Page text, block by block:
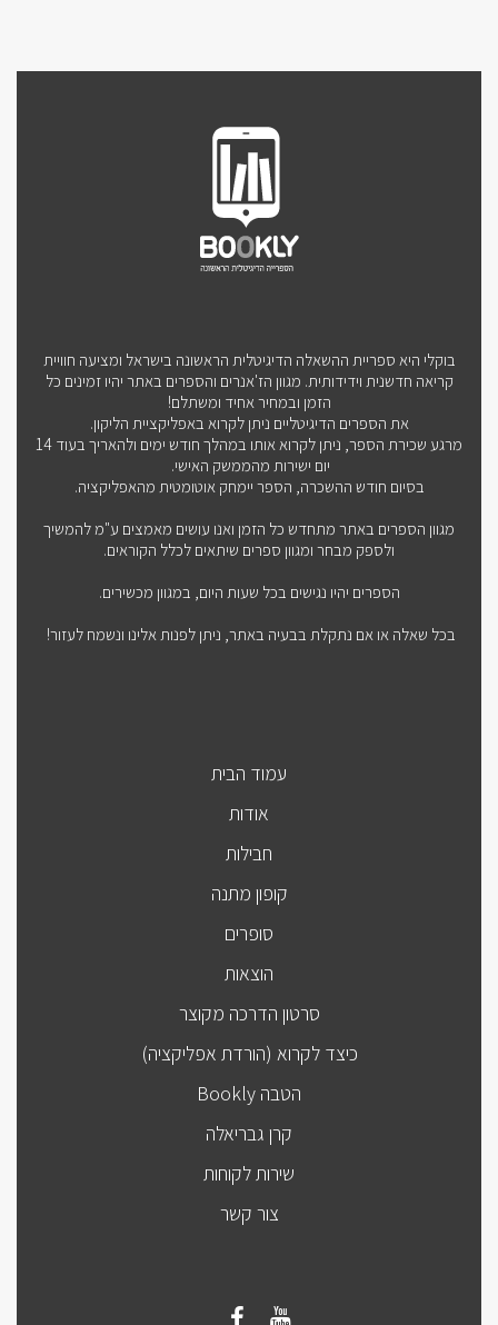
בוקלי היא ספריית ההשאלה הדיגיטלית הראשונה בישראל ומציעה חוויית
קריאה חדשנית וידידותית. מגוון הז'אנרים והספרים באתר יהיו זמינים כל
הזמן ובמחיר אחיד ומשתלם!
את הספרים הדיגיטליים ניתן לקרוא באפליקציית הליקון.
מרגע שכירת הספר, ניתן לקרוא אותו במהלך חודש ימים ולהאריך בעוד 14
יום ישירות מהממשק האישי.
בסיום חודש ההשכרה, הספר יימחק אוטומטית מהאפליקציה.
מגוון הספרים באתר מתחדש כל הזמן ואנו עושים מאמצים ע"מ להמשיך
ולספק מבחר ומגוון ספרים שיתאים לכלל הקוראים.
הספרים יהיו נגישים בכל שעות היום, במגוון מכשירים.
בכל שאלה או אם נתקלת בבעיה באתר, ניתן לפנות אלינו ונשמח לעזור!
עמוד הבית
אודות
חבילות
קופון מתנה
סופרים
הוצאות
סרטון הדרכה מקוצר
כיצד לקרוא (הורדת אפליקציה)
הטבה Bookly
קרן גבריאלה
שירות לקוחות
צור קשר